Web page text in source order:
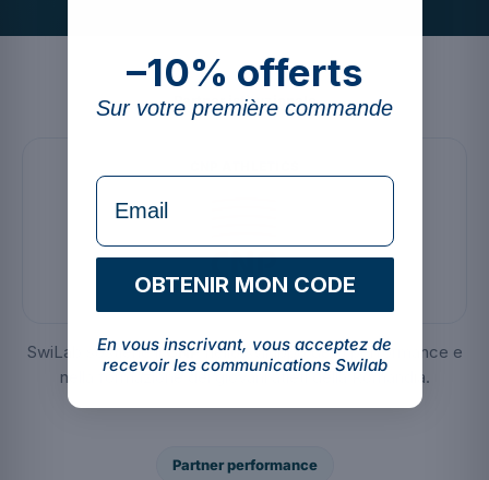
Partner istituzionale
SwiLab sostiene ilCNPnello sviluppo della performance e
nella formazione dei giovani atleti della Romandia.
Partner performance
–10% offerts
Sur votre première commande
formulaire Email
OBTENIR MON CODE
En vous inscrivant, vous acceptez de
recevoir les communications Swilab